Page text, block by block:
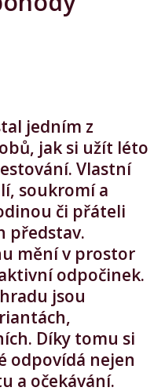
jedním z
jak si užít léto
Vlastní
soukromí a
či přáteli
představ.
mění v prostor
odpočinek.
jsou
Díky tomu si
odpovídá nejen
a očekávání.